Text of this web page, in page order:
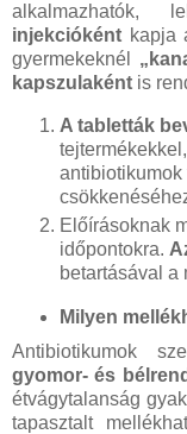
alkalmazhatók,
injekcióként kapja
gyermekeknél
kapszulaként is
A tabletták
Előírásoknak
időpontokra.
betartásával a
Milyen
Antibiotikumok
gyomor- és
étvágytalanság
tapasztalt